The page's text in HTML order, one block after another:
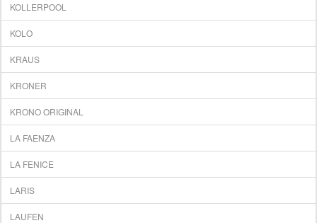
KOLLERPOOL
KOLO
KRAUS
KRONER
KRONO ORIGINAL
LA FAENZA
LA FENICE
LARIS
LAUFEN